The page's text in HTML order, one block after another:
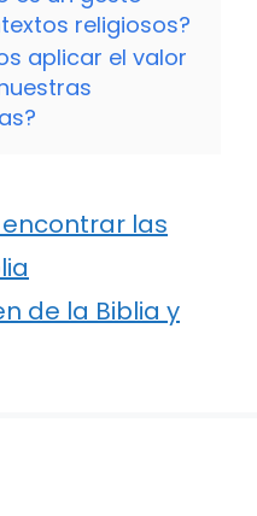
religiosos?
aplicar el valor
las
de la Biblia y